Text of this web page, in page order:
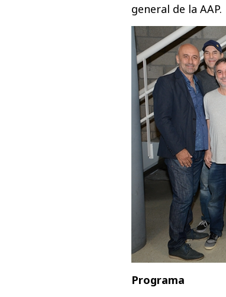
general de la AAP.
Programa